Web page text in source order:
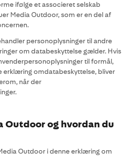
ifølge et associeret selskab
Media Outdoor, som er en del af
personoplysninger til andre
om databeskyttelse gælder. Hvis
til formål,
erklæring omdatabeskyttelse, bliver
når der
Outdoor og hvordan du
Outdoor i denne erklæring om